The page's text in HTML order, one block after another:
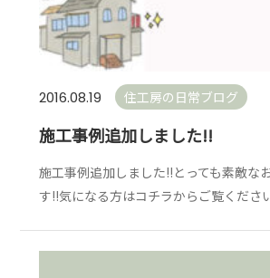
2016.08.19 住工房の日常ブログ
施工事例追加しました!!
施工事例追加しました!!とっても素敵な
す!!気になる方はコチラからご覧くだ